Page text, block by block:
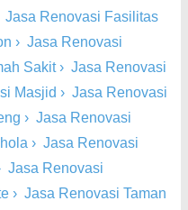
Jasa Renovasi Fasilitas
› Jasa Renovasi
Sakit› Jasa Renovasi
Masjid › Jasa Renovasi
› Jasa Renovasi
› Jasa Renovasi
Jasa Renovasi
› Jasa Renovasi Taman